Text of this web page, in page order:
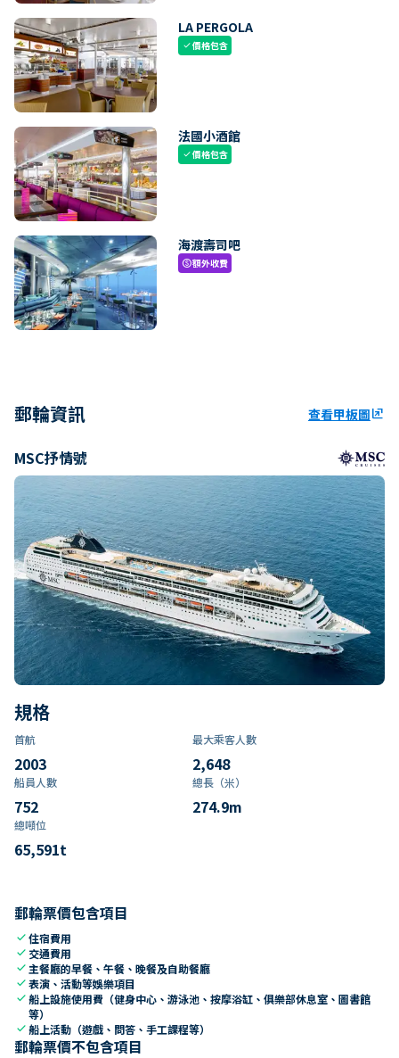
LA PERGOLA
check價格包含
法國小酒館
check價格包含
海渡壽司吧
paid額外收費
郵輪資訊 查看甲板圖ungroup
MSC抒情號
規格
首航
2003
最大乘客人數
2,648
船員人數
752
總長（米）
274.9m
總噸位
65,591t
郵輪票價包含項目
check住宿費用
check 交通費用
check 主餐廳的早餐、午餐、晚餐及自助餐廳
check表演、活動等娛樂項目
check船上設施使用費（健身中心、游泳池、按摩浴缸、俱樂部休息室、圖書館
等）
check船上活動（遊戲、問答、手工課程等）
郵輪票價不包含項目